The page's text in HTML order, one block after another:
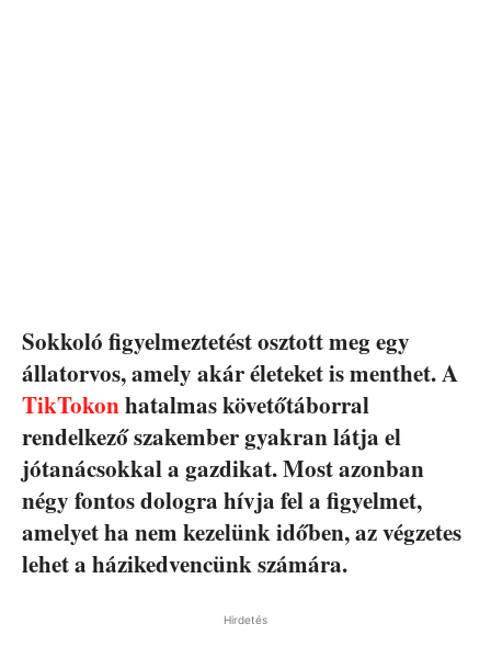
Sokkoló figyelmeztetést osztott meg egy
állatorvos, amely akár életeket is menthet. A
TikTokonhatalmas követőtáborral
rendelkező szakember gyakran látja el
jótanácsokkal a gazdikat. Most azonban
négy fontos dologra hívja fel a figyelmet,
amelyet ha nem kezelünk időben, az végzetes
lehet a házikedvencünk számára.
Hirdetés